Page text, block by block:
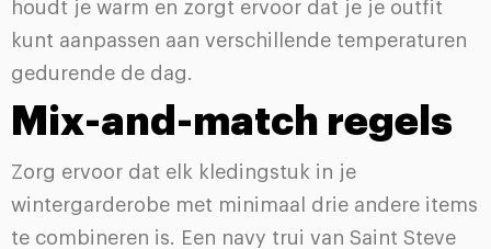
houdt je warm en zorgt ervoor dat je je outfit
kunt aanpassen aan verschillende temperaturen
gedurende de dag.
Mix-and-match regels
Zorg ervoor dat elk kledingstuk in je
wintergarderobe met minimaal drie andere items
te combineren is. Een navy trui van Saint Steve